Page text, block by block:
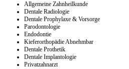
Allgemeine Zahnheilkunde
Dentale Radiologie
Dentale Prophylaxe & Vorsorge
Parodontologie
Endodontie
Kieferorthopädie Abnehmbar
Dentale Prothetik
Dentale Implantologie
Privatzahnarzt